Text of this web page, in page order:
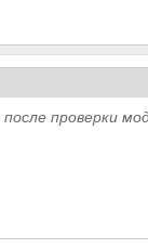
проверки